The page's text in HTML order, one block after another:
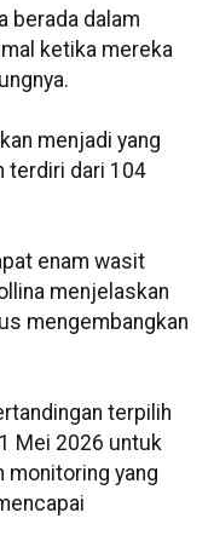
berada dalam
ketika mereka
menjadi yang
terdiri dari 104
enam wasit
menjelaskan
mengembangkan
terpilih
Mei 2026 untuk
monitoring yang